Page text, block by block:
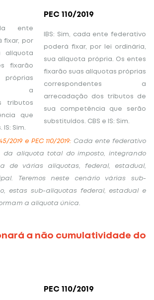
PEC 110/2019
ente
fixar, por
alíquota
fixarão
a
tributos
que
Sim.
IBS: Sim, cada ente federativo
poderá fixar, por lei ordinária,
sua alíquota própria. Os entes
fixarão suas alíquotas próprias
correspondentes a
arrecadação dos tributos de
sua competência que serão
substituídos. CBS e IS: Sim.
2019 e PEC 110/2019: Cada ente federativo
da alíquota total do imposto, integrando
de várias alíquotas, federal, estadual,
Teremos neste cenário várias sub-
estas sub-alíquotas federal, estadual e
a alíquota única.
a não cumulatividade do
PEC 110/2019